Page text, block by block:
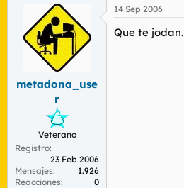
metadona_use
r
Veterano
Registro
23 Feb 2006
Mensajes
1.926
Reacciones
0
14 Sep 2006
Que te jodan.